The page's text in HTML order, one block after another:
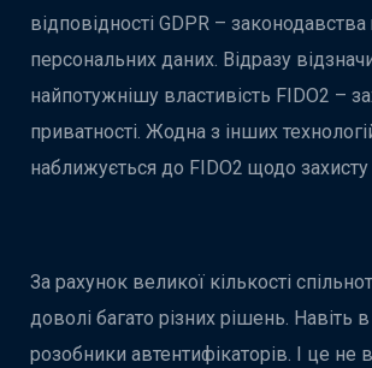
відповідності GDPR –
персональних даних. Відразу
найпотужнішу властивість FIDO2 –
приватності. Жодна з інших
наближується до FIDO2 щодо захисту
За рахунок великої кількості
доволі багато різних рішень. Навіть в
розобники автентифікаторів. І це не